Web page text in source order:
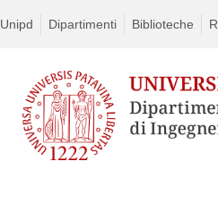
Unipd Dipartimenti Biblioteche